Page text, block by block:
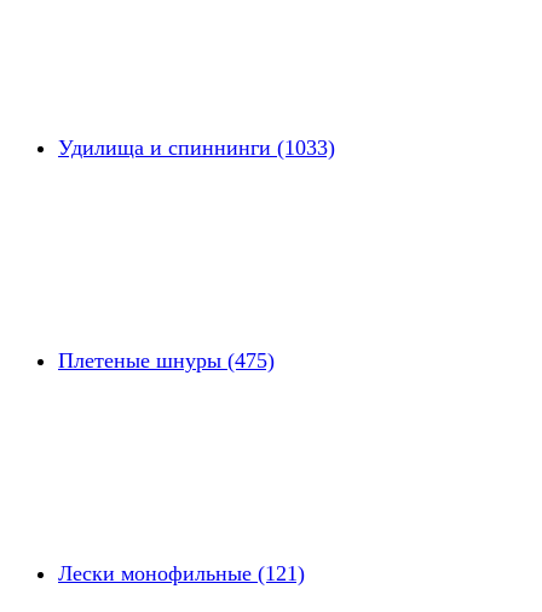
Удилища и спиннинги (1033)
Плетеные шнуры (475)
Лески монофильные (121)